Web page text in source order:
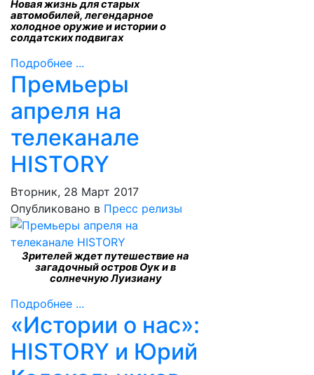
Новая жизнь для старых
автомобилей, легендарное
холодное оружие и истории о
солдатских подвигах
Подробнее ...
Премьеры
апреля на
телеканале
HISTORY
Вторник, 28 Март 2017
Опубликовано в Пресс релизы
Зрителей ждет путешествие на
загадочный остров Оук и в
солнечную Луизиану
Подробнее ...
«Истории о нас»:
HISTORY и Юрий